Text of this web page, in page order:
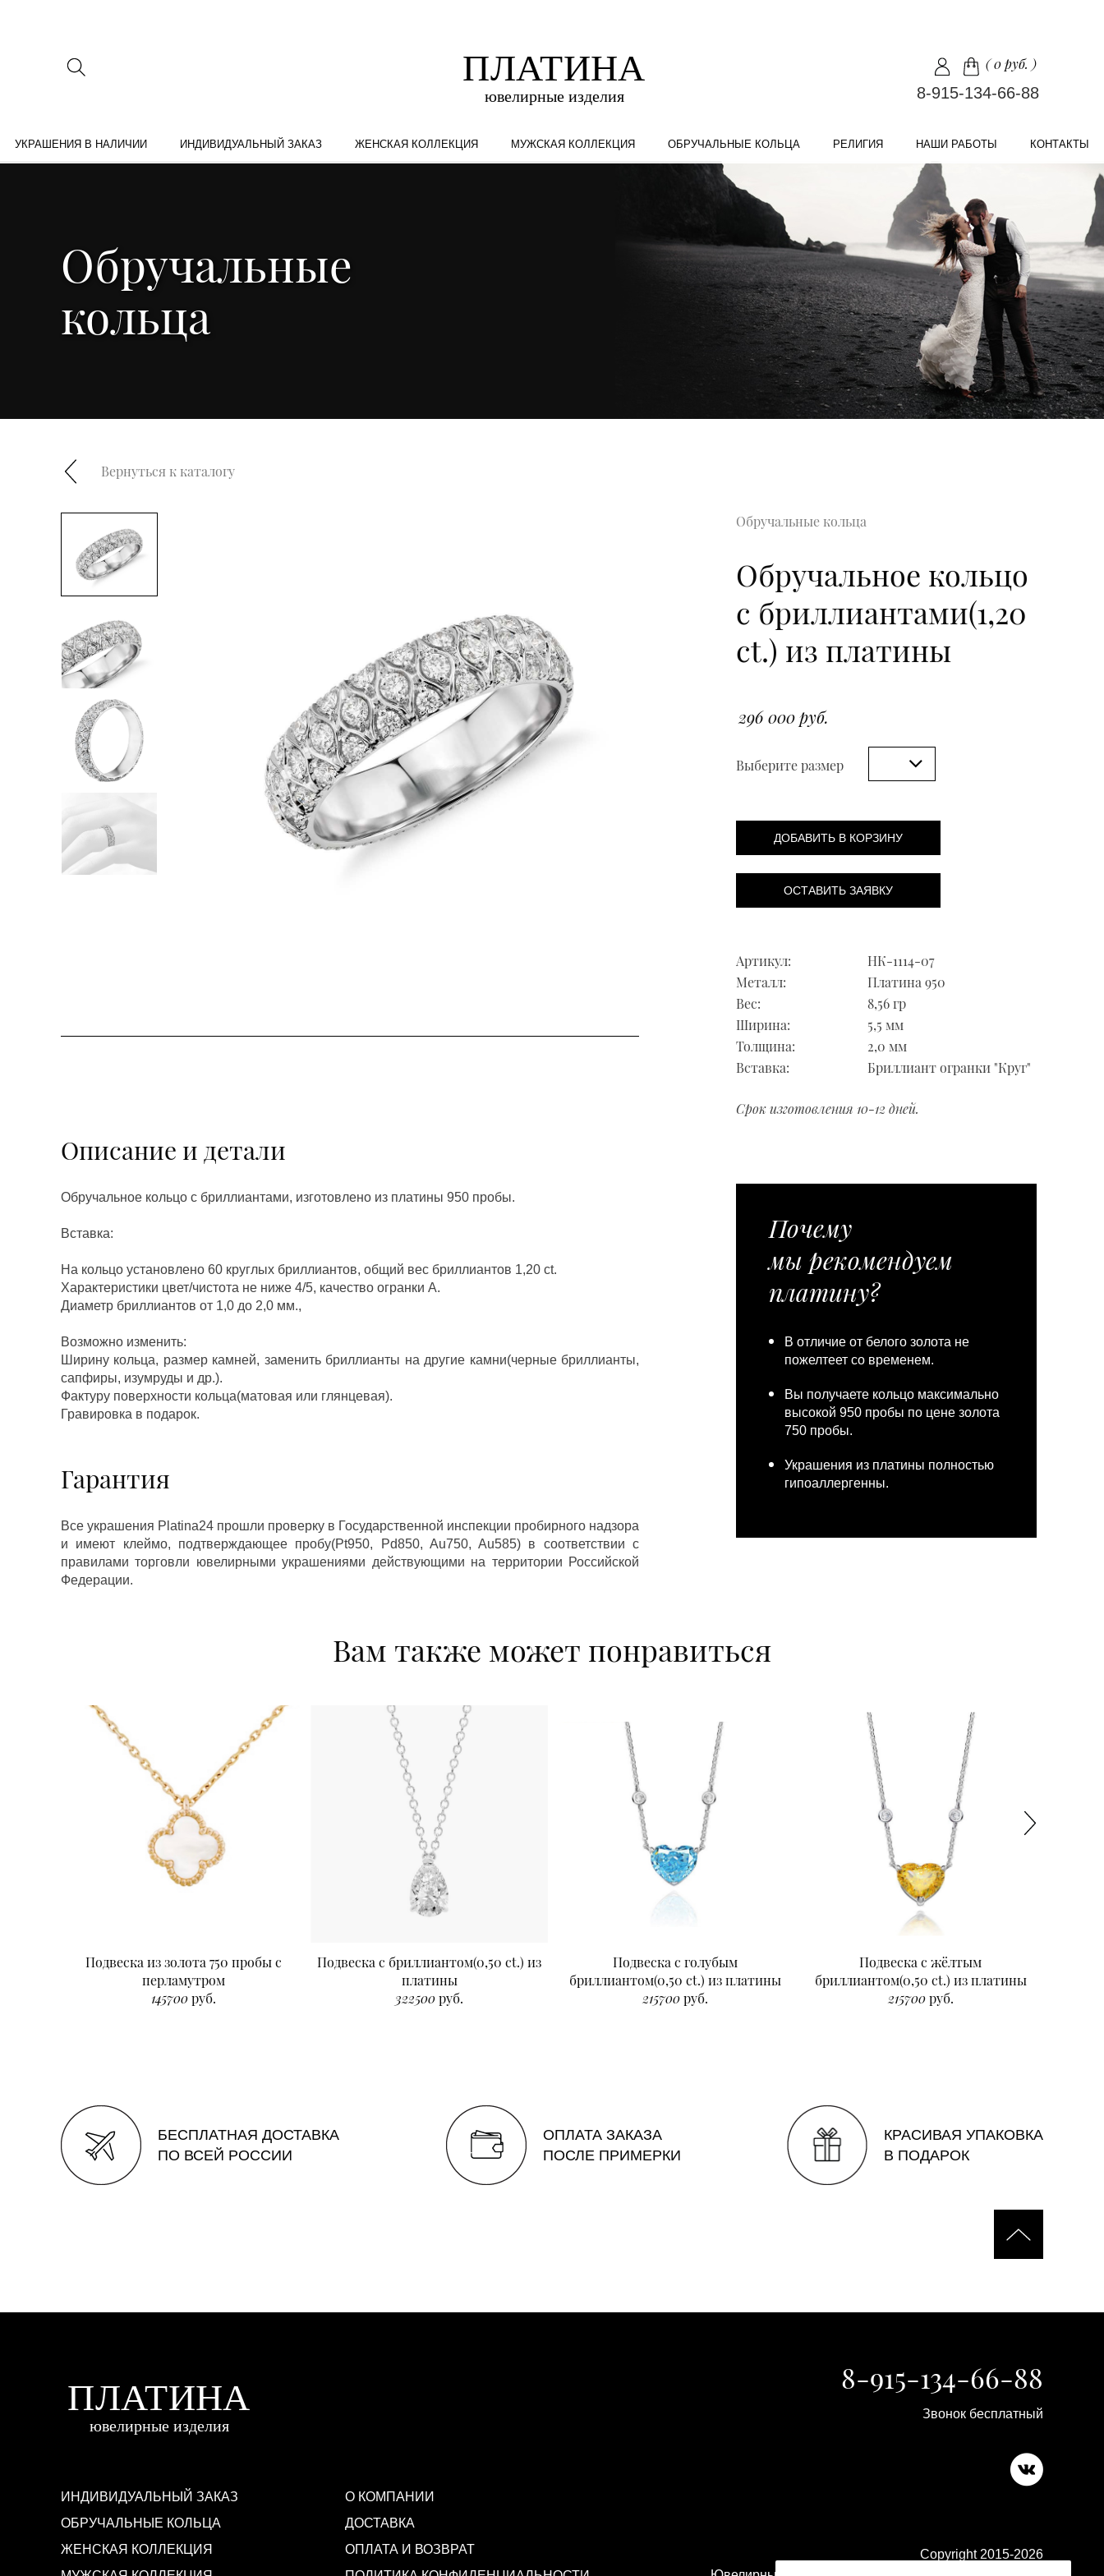
(0 руб. )
8-915-134-66-88
УКРАШЕНИЯ В НАЛИЧИИ ИНДИВИДУАЛЬНЫЙ ЗАКАЗ ЖЕНСКАЯ КОЛЛЕКЦИЯ МУЖСКАЯ КОЛЛЕКЦИЯ ОБРУЧАЛЬНЫЕ КОЛЬЦА РЕЛИГИЯ НАШИ РАБОТЫ КОНТАКТЫ
Обручальные
кольца
Вернуться к каталогу
Обручальные кольца
Обручальное кольцо
с бриллиантами(1,20
ct.) из платины
296 000 руб.
Выберите размер
ДОБАВИТЬ В КОРЗИНУ
ОСТАВИТЬ ЗАЯВКУ
Артикул:
НК-1114-07
Металл:
Платина 950
Вес:
8,56 гр
Ширина:
5,5 мм
Толщина:
2,0 мм
Вставка:
Бриллиант огранки "Круг"
Срок изготовления 10-12 дней.
Описание и детали
Обручальное кольцо с бриллиантами, изготовлено из платины 950 пробы.
Вставка:
На кольцо установлено 60 круглых бриллиантов, общий вес бриллиантов 1,20 ct.
Характеристики цвет/чистота не ниже 4/5, качество огранки А.
Диаметр бриллиантов от 1,0 до 2,0 мм.,
Возможно изменить:
Ширину кольца, размер камней, заменить бриллианты на другие камни(черные бриллианты,
сапфиры, изумруды и др.).
Фактуру поверхности кольца(матовая или глянцевая).
Гравировка в подарок.
Гарантия
Все украшения Platina24 прошли проверку в Государственной инспекции пробирного надзора
и имеют клеймо, подтверждающее пробу(Pt950, Pd850, Au750, Au585) в соответствии с
правилами торговли ювелирными украшениями действующими на территории Российской
Федерации.
Почему
мы рекомендуем
платину?
В отличие от белого золота не
пожелтеет со временем.
Вы получаете кольцо максимально
высокой 950 пробы по цене золота
750 пробы.
Украшения из платины полностью
гипоаллергенны.
Вам также может понравиться
Подвеска из золота 750 пробы с
перламутром
145700руб.
Подвеска с бриллиантом(0,50 ct.) из
платины
322500руб.
Подвеска с голубым
бриллиантом(0,50 ct.) из платины
215700руб.
Подвеска с жёлтым
бриллиантом(0,50 ct.) из платины
215700руб.
БЕСПЛАТНАЯ ДОСТАВКА
ПО ВСЕЙ РОССИИ
ОПЛАТА ЗАКАЗА
ПОСЛЕ ПРИМЕРКИ
КРАСИВАЯ УПАКОВКА
В ПОДАРОК
ИНДИВИДУАЛЬНЫЙ ЗАКАЗ
ОБРУЧАЛЬНЫЕ КОЛЬЦА
ЖЕНСКАЯ КОЛЛЕКЦИЯ
О КОМПАНИИ
ДОСТАВКА
ОПЛАТА И ВОЗВРАТ
8-915-134-66-88
Звонок бесплатный
Copyright 2015-2026